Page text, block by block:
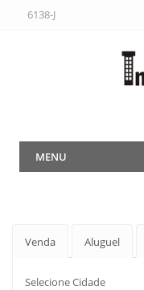
6138-J
MENU
Venda Aluguel
Selecione Cidade